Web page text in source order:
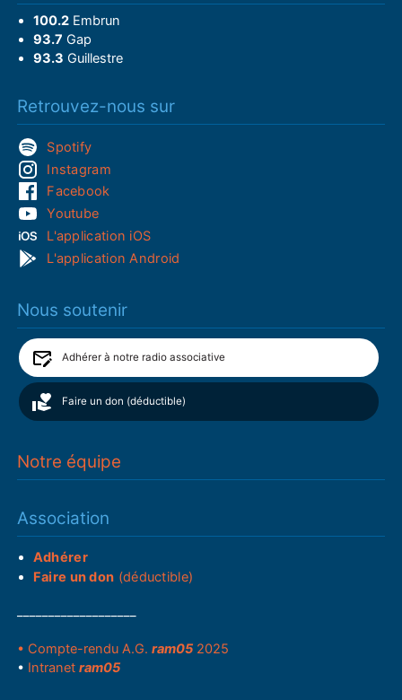
100.2Embrun
93.7 Gap
93.3 Guillestre
Retrouvez-nous sur
Spotify
Instagram
Facebook
Youtube
L'application iOS
L'application Android
Nous soutenir
Adhérer à notre radio associative
Faire un don (déductible)
Notre équipe
Association
Adhérer
Faire un don (déductible)
• Compte-rendu A.G.ram05 2025
• Intranetram05